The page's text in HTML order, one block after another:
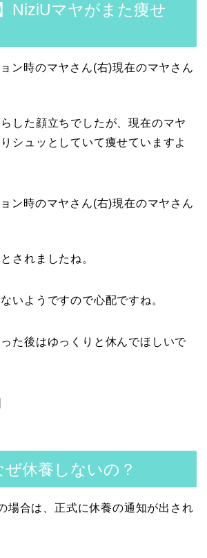
NiziUマヤがまた痩せ
ン時のマヤさん(右)現在のマヤさん
した顔立ちでしたが、現在のマヤ
シュッとしていて痩せていますよ
ン時のマヤさん(右)現在のマヤさん
されましたね。
いようですので心配ですね。
た後はゆっくりと休んでほしいで
休養しないの？
場合は、正式に休養の通知が出され